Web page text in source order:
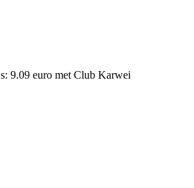
9.09 euro met Club Karwei